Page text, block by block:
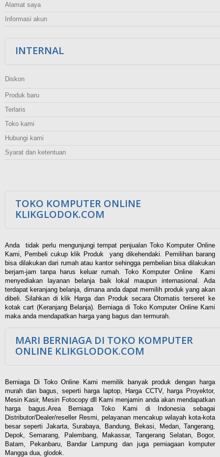
Alamat saya
Informasi akun
INTERNAL
Diskon
Produk baru
Terlaris
Toko kami
Hubungi kami
Syarat dan ketentuan
TOKO KOMPUTER ONLINE
KLIKGLODOK.COM
Anda tidak perlu mengunjungi tempat penjualan Toko Komputer Online
Kami, Pembeli cukup klik Produk yang dikehendaki. Pemilihan barang
bisa dilakukan dari rumah atau kantor sehingga pembelian bisa dilakukan
berjam-jam tanpa harus keluar rumah. Toko Komputer Online Kami
menyediakan layanan belanja baik lokal maupun internasional. Ada
terdapat keranjang belanja, dimana anda dapat memilih produk yang akan
dibeli. Silahkan di klik Harga dan Produk secara Otomatis terseret ke
kotak cart (Keranjang Belanja). Berniaga di Toko Komputer Online Kami
maka anda mendapatkan harga yang bagus dan termurah.
MARI BERNIAGA DI TOKO KOMPUTER
ONLINE KLIKGLODOK.COM
Berniaga Di Toko Online Kami memilik banyak produk dengan harga
murah dan bagus, seperti harga laptop, Harga CCTV, harga Proyektor,
Mesin Kasir, Mesin Fotocopy dll Kami menjamin anda akan mendapatkan
harga bagus.Area Berniaga Toko Kami di Indonesia sebagai
Distributor/Dealer/reseller Resmi, pelayanan mencakup wilayah kota-kota
besar seperti Jakarta, Surabaya, Bandung, Bekasi, Medan, Tangerang,
Depok, Semarang, Palembang, Makassar, Tangerang Selatan, Bogor,
Batam, Pekanbaru, Bandar Lampung dan juga perniagaan komputer
Mangga dua, glodok.